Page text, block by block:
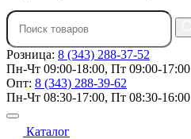
Розница: 8 (343) 288-37-52
Пн-Чт 09:00-18:00, Пт 09:00-17:00
Опт: 8 (343) 288-39-62
Пн-Чт 08:30-17:00, Пт 08:30-16:00
Каталог